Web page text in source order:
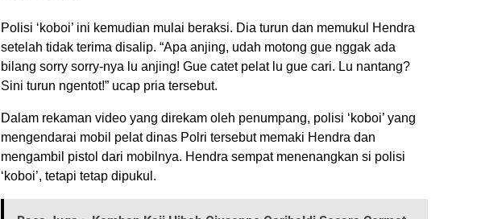
Polisi ‘koboi’ ini kemudian mulai beraksi. Dia turun dan memukul Hendra
setelah tidak terima disalip. “Apa anjing, udah motong gue nggak ada
bilang sorry sorry-nya lu anjing! Gue catet pelat lu gue cari. Lu nantang?
Sini turun ngentot!” ucap pria tersebut.
Dalam rekaman video yang direkam oleh penumpang, polisi ‘koboi’ yang
mengendarai mobil pelat dinas Polri tersebut memaki Hendra dan
mengambil pistol dari mobilnya. Hendra sempat menenangkan si polisi
‘koboi’, tetapi tetap dipukul.